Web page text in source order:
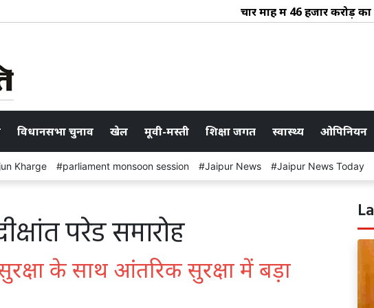
चार माह में 46 हजार करोड़ का
विधानसभा चुनाव खेल मूवी-मस्ती शिक्षा जगत स्वास्थ्य ओपिनियन
Kharge parliament monsoon session Jaipur News Jaipur News Today
परेड समारोह
के साथ आंतरिक सुरक्षा में बड़ा